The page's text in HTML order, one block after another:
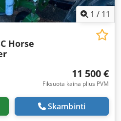
1 / 11
Horse
11 500 €
Fiksuota kaina plius PVM
Skambinti